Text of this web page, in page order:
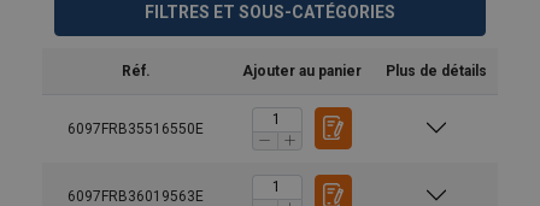
FILTRES ET SOUS-CATÉGORIES
Réf. Ajouter au panier Plus de détails
6097FRB35516550E
6097FRB36019563E